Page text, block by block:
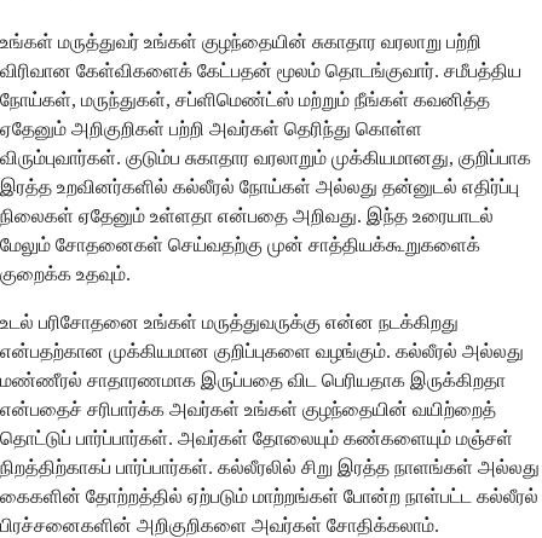
உங்கள் மருத்துவர் உங்கள் குழந்தையின் சுகாதார வரலாறு பற்றி
விரிவான கேள்விகளைக் கேட்பதன் மூலம் தொடங்குவார். சமீபத்திய
நோய்கள், மருந்துகள், சப்ளிமெண்ட்ஸ் மற்றும் நீங்கள் கவனித்த
ஏதேனும் அறிகுறிகள் பற்றி அவர்கள் தெரிந்து கொள்ள
விரும்புவார்கள். குடும்ப சுகாதார வரலாறும் முக்கியமானது, குறிப்பாக
இரத்த உறவினர்களில் கல்லீரல் நோய்கள் அல்லது தன்னுடல் எதிர்ப்பு
நிலைகள் ஏதேனும் உள்ளதா என்பதை அறிவது. இந்த உரையாடல்
மேலும் சோதனைகள் செய்வதற்கு முன் சாத்தியக்கூறுகளைக்
குறைக்க உதவும்.
உடல் பரிசோதனை உங்கள் மருத்துவருக்கு என்ன நடக்கிறது
என்பதற்கான முக்கியமான குறிப்புகளை வழங்கும். கல்லீரல் அல்லது
மண்ணீரல் சாதாரணமாக இருப்பதை விட பெரியதாக இருக்கிறதா
என்பதைச் சரிபார்க்க அவர்கள் உங்கள் குழந்தையின் வயிற்றைத்
தொட்டுப் பார்ப்பார்கள். அவர்கள் தோலையும் கண்களையும் மஞ்சள்
நிறத்திற்காகப் பார்ப்பார்கள். கல்லீரலில் சிறு இரத்த நாளங்கள் அல்லது
கைகளின் தோற்றத்தில் ஏற்படும் மாற்றங்கள் போன்ற நாள்பட்ட கல்லீரல்
பிரச்சனைகளின் அறிகுறிகளை அவர்கள் சோதிக்கலாம்.